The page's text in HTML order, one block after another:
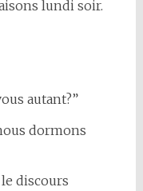
lundi soir.
autant?”
dormons
discours